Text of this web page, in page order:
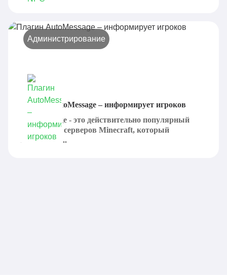
Администрирование
Плагин AutoMessage – информирует игроков
AutoMessage - это действительно популярный
плагин для серверов Minecraft, который
предлагает...